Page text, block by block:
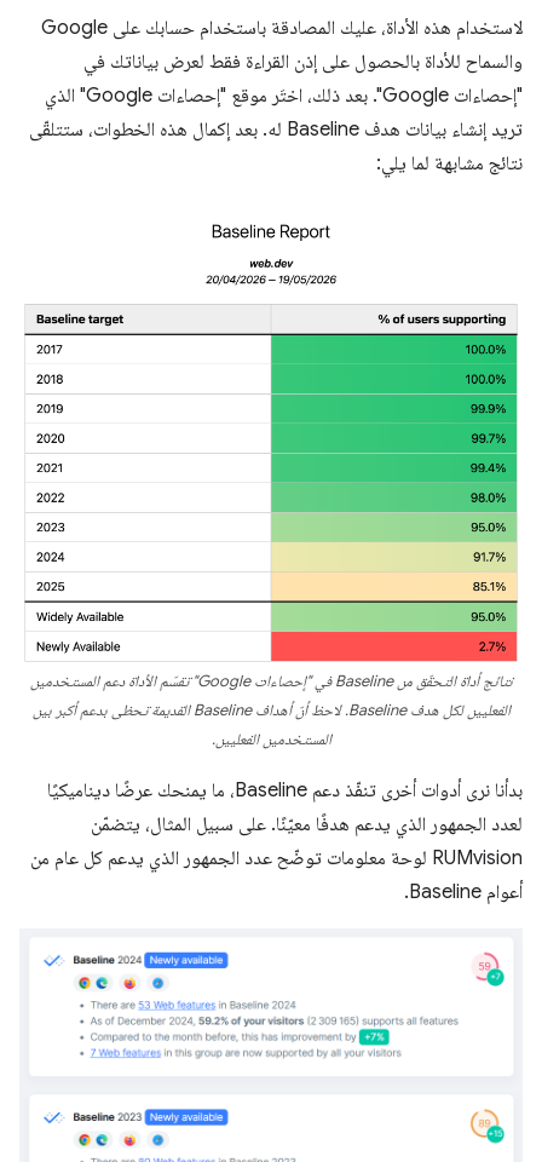
لاستخدام هذه الأداة، عليك المصادقة باستخدام حسابك على Google
والسماح للأداة بالحصول على إذن القراءة فقط لعرض بياناتك في
"إحصاءات Google". بعد ذلك، اختَر موقع "إحصاءات Google" الذي
تريد إنشاء بيانات هدف Baseline له. بعد إكمال هذه الخطوات، ستتلقّى
نتائج مشابهة لما يلي:
نتائج أداة التحقّق من Baseline في "إحصاءات Google" تقسّم الأداة دعم المستخدمين
الفعليين لكل هدف Baseline. لاحظ أنّ أهداف Baseline القديمة تحظى بدعم أكبر بين
المستخدمين الفعليين.
بدأنا نرى أدوات أخرى تنفّذ دعم Baseline، ما يمنحك عرضًا ديناميكيًا
لعدد الجمهور الذي يدعم هدفًا معيّنًا. على سبيل المثال، يتضمّن
RUMvision لوحة معلومات توضّح عدد الجمهور الذي يدعم كل عام من
أعوام Baseline.